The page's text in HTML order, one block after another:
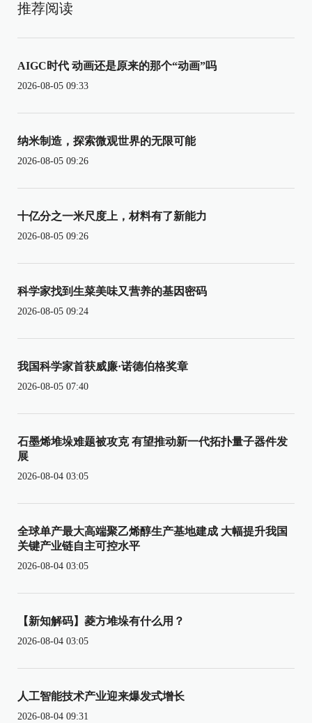
推荐阅读
AIGC时代 动画还是原来的那个“动画”吗
2026-08-05 09:33
纳米制造，探索微观世界的无限可能
2026-08-05 09:26
十亿分之一米尺度上，材料有了新能力
2026-08-05 09:26
科学家找到生菜美味又营养的基因密码
2026-08-05 09:24
我国科学家首获威廉·诺德伯格奖章
2026-08-05 07:40
石墨烯堆垛难题被攻克 有望推动新一代拓扑量子器件发
展
2026-08-04 03:05
全球单产最大高端聚乙烯醇生产基地建成 大幅提升我国
关键产业链自主可控水平
2026-08-04 03:05
【新知解码】菱方堆垛有什么用？
2026-08-04 03:05
人工智能技术产业迎来爆发式增长
2026-08-04 09:31